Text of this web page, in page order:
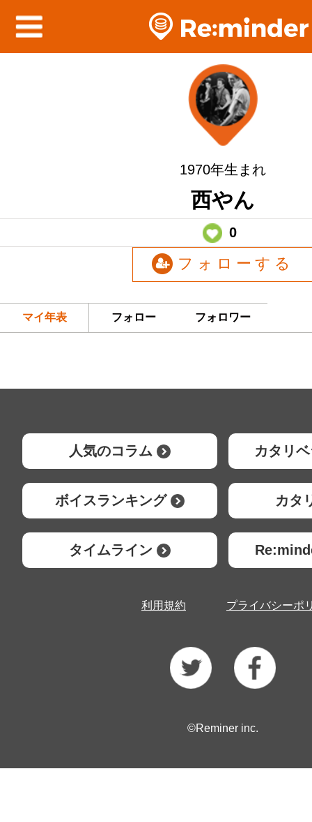
1970年生まれ
西やん
0
フォローする
マイ年表 フォロー フォロワー
人気のコラム カタリ
ボイスランキング カタ
タイムライン
利用規約 プライバシーポ
©Reminer inc.